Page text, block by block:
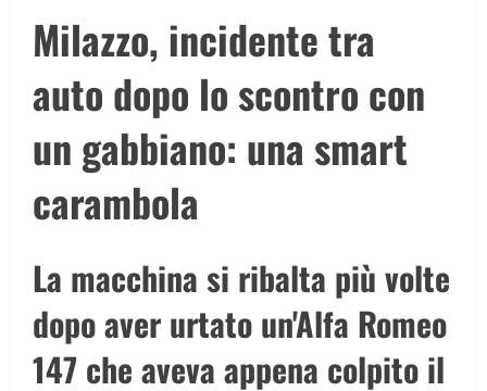
Milazzo, incidente tra
auto dopo lo scontro con
un gabbiano: una smart
carambola
La macchina si ribalta più volte
dopo aver urtato un'Alfa Romeo
147 che aveva appena colpito il